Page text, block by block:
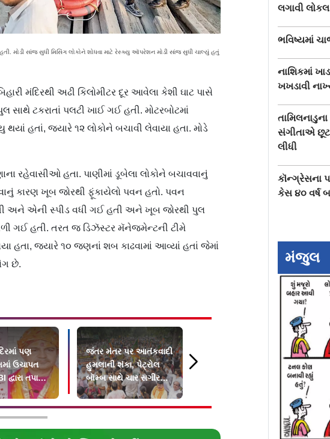
મોડી સાંજ સુધી મિસિંગ લોકોને શોધવા માટે રેસ્ક્યુ ઑપરેશન મોડી સાંજ સુધી ચાલ્યું હતું
મંદિરથી અઢી કિલોમીટર દૂર આવેલા કેશી ઘાટ પાસે
સાથે ટકરાતાં પલટી ખાઈ ગઈ હતી. મોટરબોટમાં
હતાં, જ્યારે ૧૨ લોકોને બચાવી લેવાયા હતા. મોડે
રહેવાસીઓ હતા. પાણીમાં ડૂબેલા લોકોને બચાવવાનું
કારણ ખૂબ જોરથી ફૂંકાયેલો પવન હતો. પવન
અને એની સ્પીડ વધી ગઈ હતી અને ખૂબ જોરથી પુલ
ગઈ હતી. તરત જ ડિઝૅસ્ટર મૅનેજમેન્ટની ટીમે
હતા, જ્યારે ૧૦ જણનાં શબ કાઢવામાં આવ્યાં હતાં જેમાં
છે.
પણ
ઉચાપત
દ્વારા તપાસ
જંતર મંતર પર આતંકવાદી
હુમલાની શંકા, પેટ્રોલ
બૉમ્બ સાથે ચાર સગીર
સહિત 9ની ધરપકડ
Gen-Z બાદ Gen-Alpha
વિરોધ
લગાવી
ભવિષ્યમાં
નાશિકમાં
ખખડાવી
સંગીતાએ
લીધી
કૉન્ગ્રેસના
કેસ ૪૦ વર્ષ
મંજુલ